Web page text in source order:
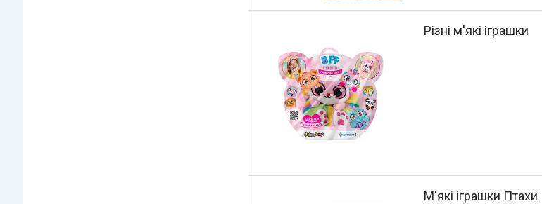
Різні м'які іграшки
М'які іграшки Птахи